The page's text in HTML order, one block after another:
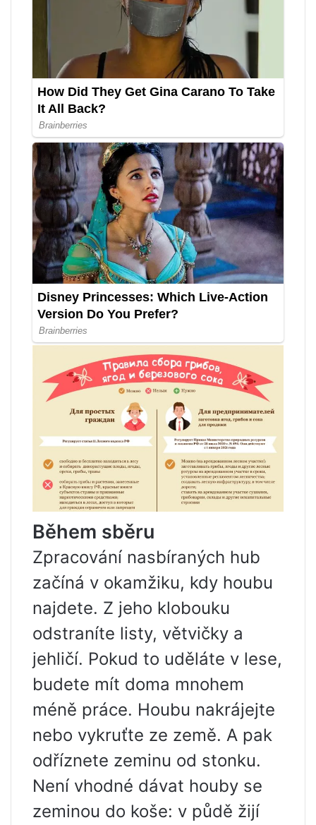
Během sběru
Zpracování nasbíraných hub
začíná v okamžiku, kdy houbu
najdete. Z jeho klobouku
odstraníte listy, větvičky a
jehličí. Pokud to uděláte v lese,
budete mít doma mnohem
méně práce. Houbu nakrájejte
nebo vykruťte ze země. A pak
odříznete zeminu od stonku.
Není vhodné dávat houby se
zeminou do koše: v půdě žijí